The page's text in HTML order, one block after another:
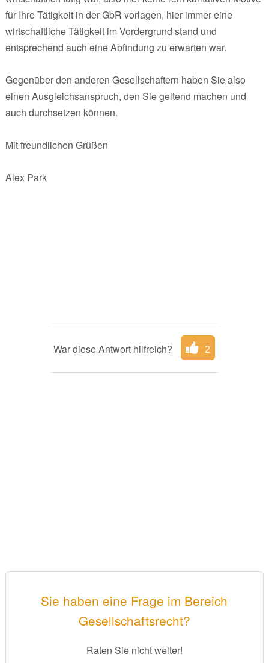
für Ihre Tätigkeit in der GbR vorlagen, hier immer eine
wirtschaftliche Tätigkeit im Vordergrund stand und
entsprechend auch eine Abfindung zu erwarten war.
Gegenüber den anderen Gesellschaftern haben Sie also
einen Ausgleichsanspruch, den Sie geltend machen und
auch durchsetzen können.
Mit freundlichen Grüßen
Alex Park
War diese Antwort hilfreich? 2
Sie haben eine Frage im Bereich
Gesellschaftsrecht?
Raten Sie nicht weiter!